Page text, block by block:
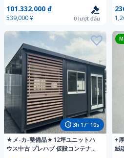
川 千葉 宮城 静岡 山梨 伊豆 福島
101.332.000 ₫
539,000 ¥ 0 lượt đấu
木
3h 17" 08s
★メ-カ-整備品★12坪ユニットハ
ウス中古 プレハブ 仮設コンテナス
+
絨